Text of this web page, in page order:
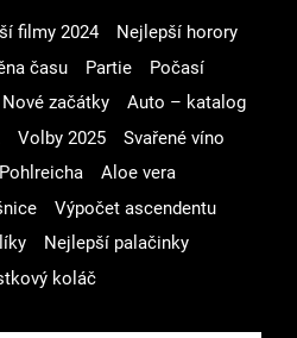
filmy 2024
Nejlepší horory
času Partie
Počasí
Nové začátky
Auto – katalog
Volby 2025
Svařené víno
Aloe vera
Výpočet ascendentu
Nejlepší palačinky
koláč